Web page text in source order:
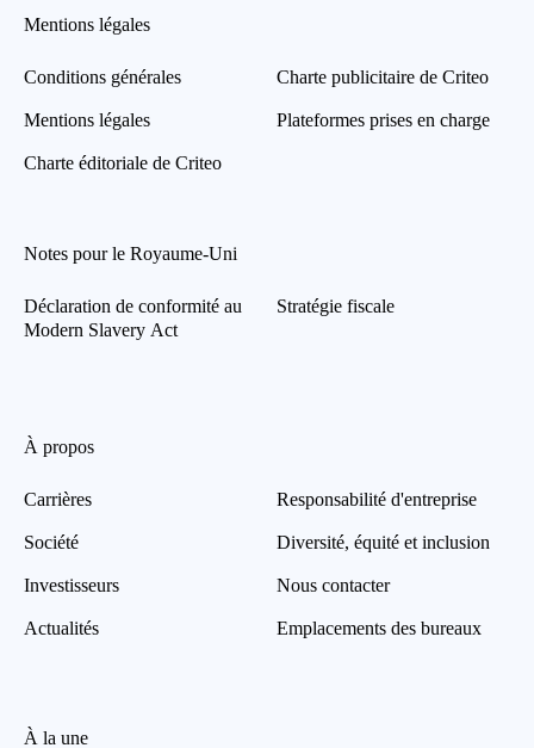
Mentions légales
Conditions générales
Mentions légales
Charte éditoriale de Criteo
Charte publicitaire de Criteo
Plateformes prises en charge
Notes pour le Royaume-Uni
Déclaration de conformité au
Modern Slavery Act
Stratégie fiscale
À propos
Carrières
Société
Investisseurs
Actualités
Responsabilité d'entreprise
Diversité, équité et inclusion
Nous contacter
Emplacements des bureaux
À la une